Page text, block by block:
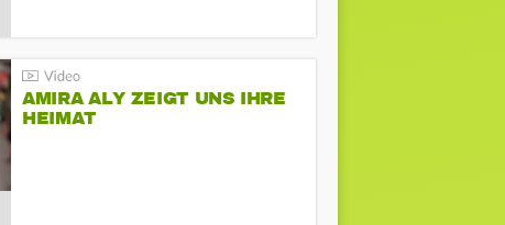
AMIRA ALY ZEIGT UNS IHRE
HEIMAT